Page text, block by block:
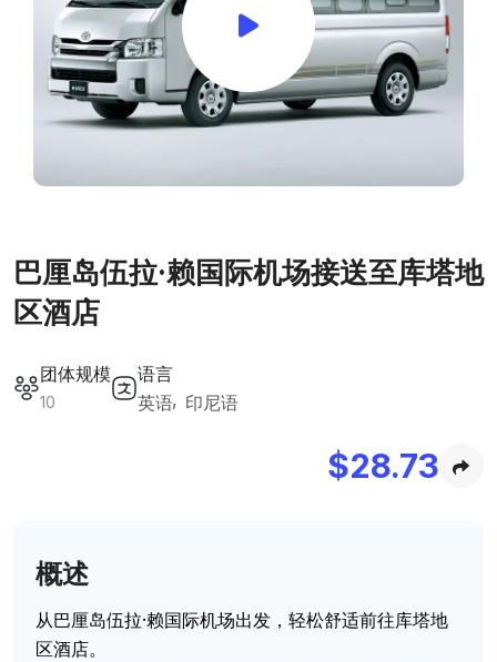
巴厘岛伍拉·赖国际机场接送至库塔地
区酒店
团体规模
10
语言
英语 印尼语
$28.73
概述
从巴厘岛伍拉·赖国际机场出发，轻松舒适前往库塔地
区酒店。